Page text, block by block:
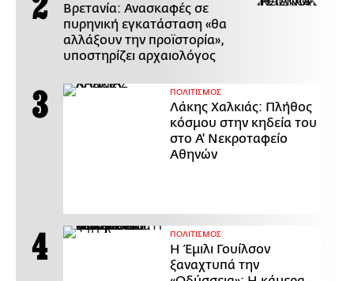
Βρετανία: Ανασκαφές σε
πυρηνική εγκατάσταση «θα
αλλάξουν την προϊστορία»,
υποστηρίζει αρχαιολόγος
ΠΟΛΙΤΙΣΜΟΣ
Λάκης Χαλκιάς: Πλήθος
κόσμου στην κηδεία του
στο Α' Νεκροταφείο
Αθηνών
ΠΟΛΙΤΙΣΜΟΣ
Η Έμιλι Γουίλσον
ξαναχτυπά την